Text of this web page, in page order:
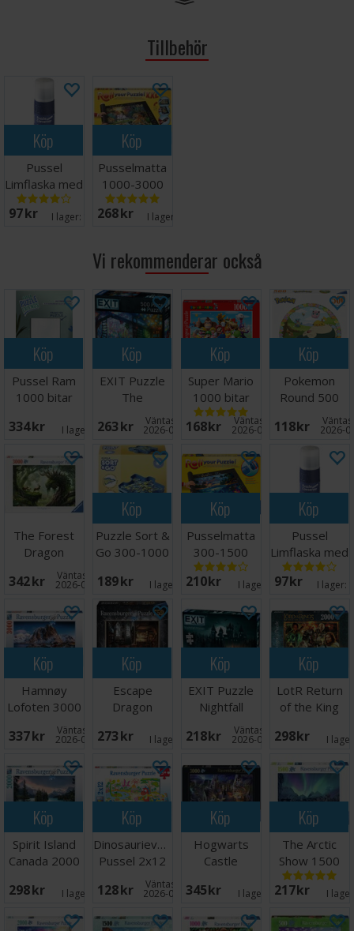
provat de extra tjocka, hållbara bitarna med perfekt
passform kommer du att förstå varför Ravensburger är
förstahandsvalet för pusselentusiaster över hela världen.
Tillbehör
Köp
Pussel
Limflaska med
svamp
97 SEK I lager:
Köp
Pusselmatta
1000-3000
bitar
268 SEK I lager:
Vi rekommenderar också
Köp
Pussel Ram
1000 bitar
334 SEK I lager: 7
Köp
EXIT Puzzle
The
Alchemists
Garden
263 SEK Väntas in:
2026-08-26
Köp
Super Mario
1000 bitar
Pussel
168 SEK Väntas in:
2026-08-17
Köp
Pokemon
Round 500
bitar Pussel
118 SEK 2026-
The Forest
Dragon
Awakes 3000
bitar
342 SEK Väntas in:
2026-08-17
Köp
Puzzle Sort &
Go 300-1000
189 SEK I lager: 3
Köp
Pusselmatta
300-1500
bitar
210 SEK I lager: 9
Köp
Pussel
Limflaska med
svamp
97 SEK I lager:
Köp
Hamnøy
Lofoten 3000
bitar Pussel
337 SEK Väntas in:
2026-08-17
Köp
Escape
Dragon
759 bitar
273 SEK I lager: 3
Köp
EXIT Puzzle
Nightfall
Manor
218 SEK Väntas in:
2026-09-30
Köp
LotR Return
of the King
298 SEK I
Köp
Spirit Island
Canada 2000
298 SEK I lager:
Köp
Dinosaurievänner
Pussel 2x12
128 SEK Väntas in:
2026-08-17
Köp
Hogwarts
Castle
bitar
345 SEK I lager: 1
Köp
The Arctic
Show 1500
bitar Pussel
217 SEK I